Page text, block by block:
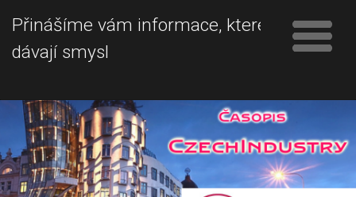
Přinášíme vám informace, které
dávají smysl